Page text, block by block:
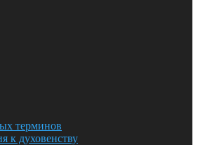
терминов
к духовенству